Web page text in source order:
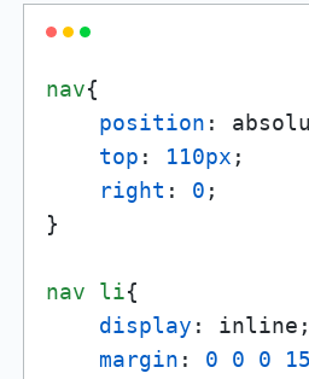
nav{
position :
top : 110px ;
right : 0 ;
}
nav li{
display : inline;
margin : 0 0 0